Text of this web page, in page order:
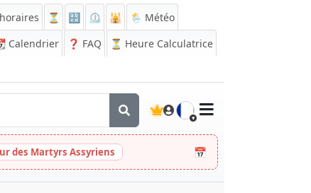
⏳ 🔡 ⏲️ 🕌
🌦️ Météo
Calendrier ❓ FAQ
⏳ Heure Calculatrice
🇫🇷
des Martyrs Assyriens 📅